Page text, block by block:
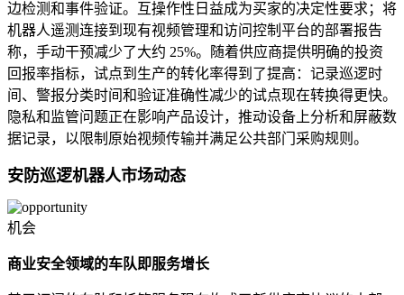
边检测和事件验证。互操作性日益成为买家的决定性要求；将
机器人遥测连接到现有视频管理和访问控制平台的部署报告
称，手动干预减少了大约 25%。随着供应商提供明确的投资
回报率指标，试点到生产的转化率得到了提高：记录巡逻时
间、警报分类时间和验证准确性减少的试点现在转换得更快。
隐私和监管问题正在影响产品设计，推动设备上分析和屏蔽数
据记录，以限制原始视频传输并满足公共部门采购规则。
安防巡逻机器人市场动态
机会
商业安全领域的车队即服务增长